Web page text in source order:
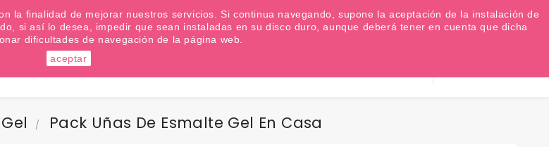
nuestra Newsletter EUR €
Iniciar sesión
Favoritos (0 )
Pack Uñas De Esmalte Gel En Casa
la finalidad de mejorar nuestros servicios. Si continua navegando, supone la aceptación de la instalación de
si así lo desea, impedir que sean instaladas en su disco duro, aunque deberá tener en cuenta que dicha
dificultades de navegación de la página web.
aceptar